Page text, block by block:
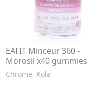
EAFIT Minceur 360 -
Morosil x40 gummies
Chrome, Kola